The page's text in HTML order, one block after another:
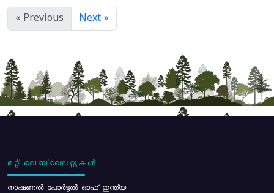
« Previous Next »
മറ്റ് വെബ്സൈറ്റുകൾ
നാഷണൽ പോർട്ടൽ ഓഫ് ഇന്ത്യ